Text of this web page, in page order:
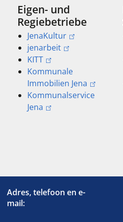
Eigen- und
Regiebetriebe
JenaKultur
jenarbeit
KITT
Kommunale
Immobilien Jena
Kommunalservice
Jena
Adres, telefoon en e-
mail: